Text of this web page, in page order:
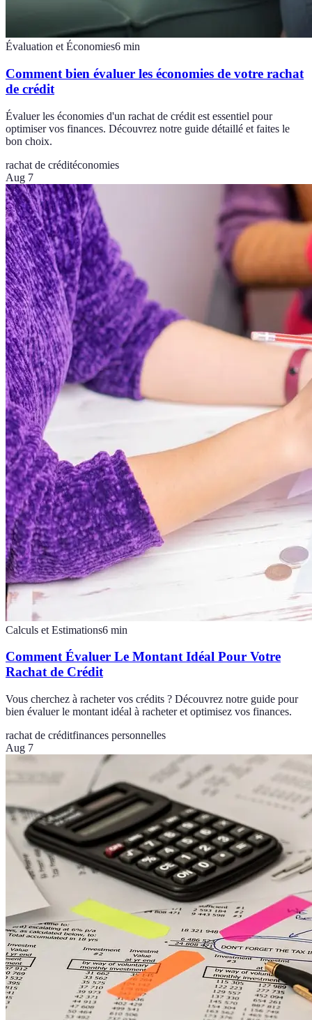
Évaluation et Économies6 min
Comment bien évaluer les économies de votre rachat
de crédit
Évaluer les économies d'un rachat de crédit est essentiel pour
optimiser vos finances. Découvrez notre guide détaillé et faites le
bon choix.
rachat de créditéconomies
Aug 7
Calculs et Estimations6 min
Comment Évaluer Le Montant Idéal Pour Votre
Rachat de Crédit
Vous cherchez à racheter vos crédits ? Découvrez notre guide pour
bien évaluer le montant idéal à racheter et optimisez vos finances.
rachat de créditfinances personnelles
Aug 7